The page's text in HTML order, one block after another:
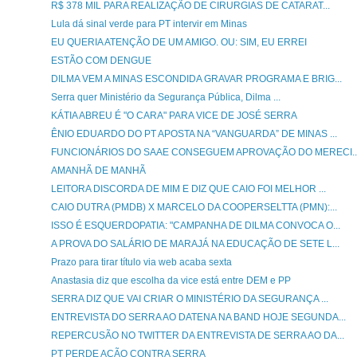
R$ 378 MIL PARA REALIZAÇÃO DE CIRURGIAS DE CATARAT...
Lula dá sinal verde para PT intervir em Minas
EU QUERIA ATENÇÃO DE UM AMIGO. OU: SIM, EU ERREI
ESTÃO COM DENGUE
DILMA VEM A MINAS ESCONDIDA GRAVAR PROGRAMA E BRIG...
Serra quer Ministério da Segurança Pública, Dilma ...
KÁTIA ABREU É "O CARA" PARA VICE DE JOSÉ SERRA
ÊNIO EDUARDO DO PT APOSTA NA “VANGUARDA” DE MINAS ...
FUNCIONÁRIOS DO SAAE CONSEGUEM APROVAÇÃO DO
AMANHÃ DE MANHÃ
LEITORA DISCORDA DE MIM E DIZ QUE CAIO FOI MELHOR ...
CAIO DUTRA (PMDB) X MARCELO DA COOPERSELTTA (PMN):...
ISSO É ESQUERDOPATIA: "CAMPANHA DE DILMA CONVOCA O...
A PROVA DO SALÁRIO DE MARAJÁ NA EDUCAÇÃO DE SETE L...
Prazo para tirar título via web acaba sexta
Anastasia diz que escolha da vice está entre DEM e PP
SERRA DIZ QUE VAI CRIAR O MINISTÉRIO DA SEGURANÇA ...
ENTREVISTA DO SERRA AO DATENA NA BAND HOJE SEGUNDA...
REPERCUSÃO NO TWITTER DA ENTREVISTA DE SERRA AO DA...
PT PERDE AÇÃO CONTRA SERRA